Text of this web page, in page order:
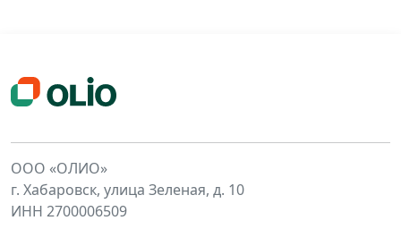
ООО «ОЛИО»
г. Хабаровск, улица Зеленая, д. 10
ИНН 2700006509